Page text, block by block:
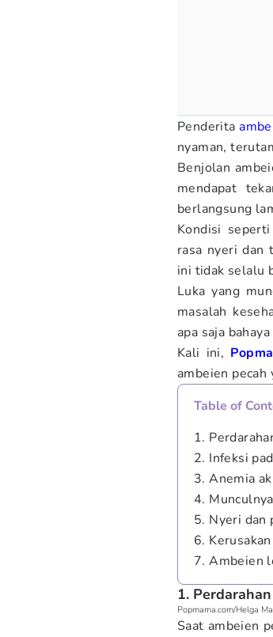
Penderita
nyaman,
Benjolan
mendapat
berlangsung
Kondisi
rasa nyeri dan
ini tidak selalu
Luka yang
masalah
apa saja
Kali ini,
ambeien
Table of
1.
2. Infeksi
3. Anemia
4.
5. Nyeri dan
6.
7. Ambeien
1.
Popmama.com/Helga
Saat ambeien